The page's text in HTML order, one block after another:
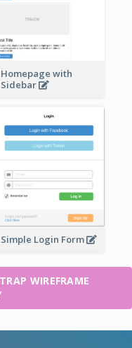
Homepage with
Sidebar
Simple Login Form
WIREFRAME